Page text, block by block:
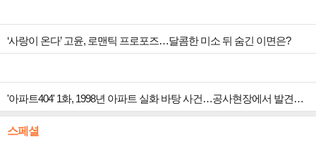
‘사랑이 온다’ 고윤, 로맨틱 프로포즈…달콤한 미소 뒤 숨긴 이면은?
'아파트404' 1화, 1998년 아파트 실화 바탕 사건…공사현장에서 발견된 것 추리 시작
스페셜